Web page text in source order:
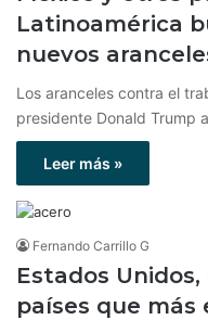
Latinoamérica
nuevos
Los aranceles contra el
presidente Donald Trump
Leer más »
Fernando Carrillo G
Estados
países que más